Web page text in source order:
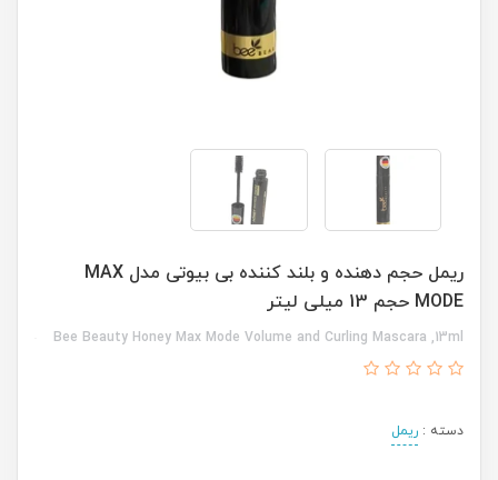
ریمل حجم دهنده و بلند کننده بی بیوتی مدل MAX
MODE حجم 13 میلی لیتر
Bee Beauty Honey Max Mode Volume and Curling Mascara ,13ml
دسته : ریمل